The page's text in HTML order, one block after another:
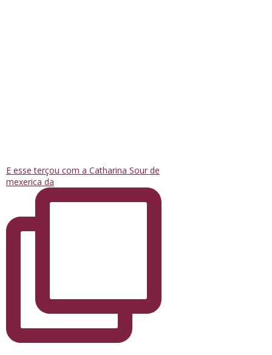
E esse terçou com a Catharina Sour de
mexerica da